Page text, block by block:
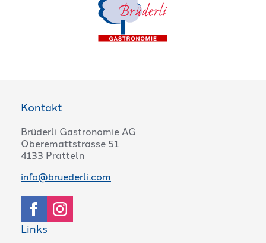
Kontakt
Brüderli Gastronomie AG
Oberemattstrasse 51
4133 Pratteln
info@bruederli.com
Links